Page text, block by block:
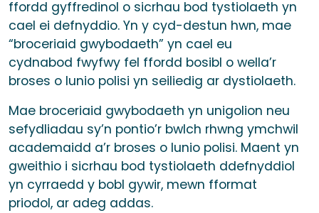
ffordd gyffredinol o sicrhau bod tystiolaeth yn
cael ei defnyddio. Yn y cyd-destun hwn, mae
“broceriaid gwybodaeth” yn cael eu
cydnabod fwyfwy fel ffordd bosibl o wella’r
broses o lunio polisi yn seiliedig ar dystiolaeth.
Mae broceriaid gwybodaeth yn unigolion neu
sefydliadau sy’n pontio’r bwlch rhwng ymchwil
academaidd a’r broses o lunio polisi. Maent yn
gweithio i sicrhau bod tystiolaeth ddefnyddiol
yn cyrraedd y bobl gywir, mewn fformat
priodol, ar adeg addas.